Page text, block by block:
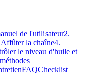
de l'utilisateur2.
la chaîne4.
le niveau d'huile et
FAQChecklist